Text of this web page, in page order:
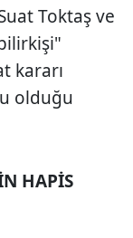
Toktaş ve
kararı
olduğu
HAPİS